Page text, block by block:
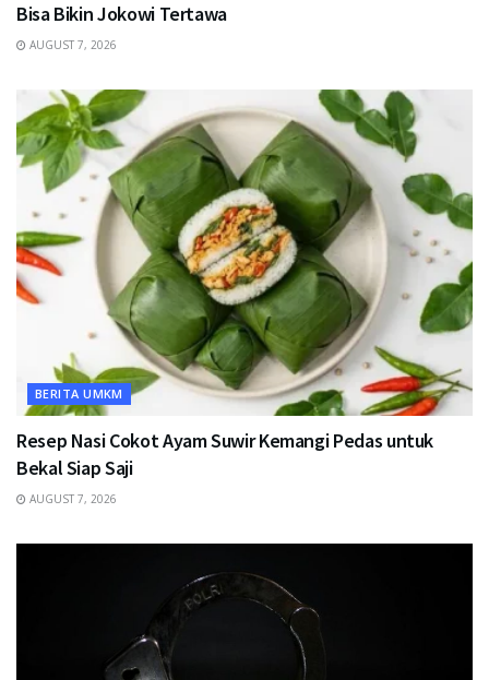
Bisa Bikin Jokowi Tertawa
AUGUST 7, 2026
BERITA UMKM
Resep Nasi Cokot Ayam Suwir Kemangi Pedas untuk
Bekal Siap Saji
AUGUST 7, 2026